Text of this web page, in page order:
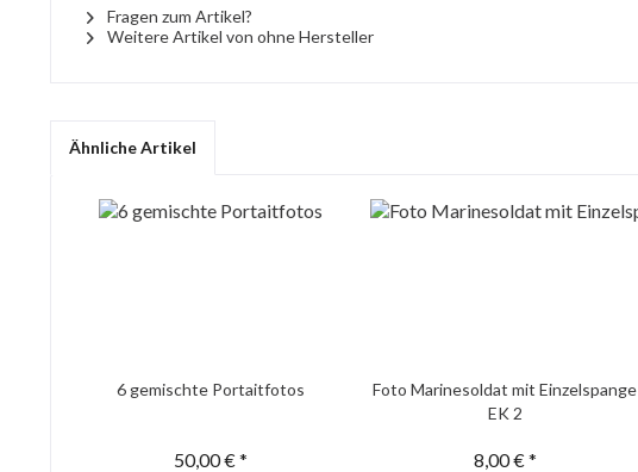
Fragen zum Artikel?
Weitere Artikel von ohne Hersteller
Ähnliche Artikel
6 gemischte Portaitfotos
50,00 € *
Foto Marinesoldat mit Einzelspange
EK 2
8,00 € *